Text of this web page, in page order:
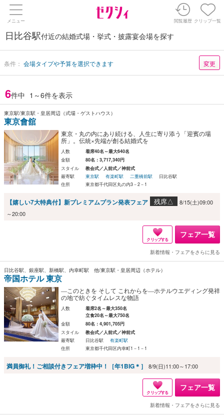
メニュー 閲覧履歴 クリップ一覧
日比谷駅付近の結婚式場・挙式・披露宴会場を探す
条件： 会場タイプや予算を選択できます 変更
6件中 1～6件を表示
東京駅/東京駅・皇居周辺（式場・ゲストハウス）
東京會舘
東京・丸の内にあり続ける、人生に寄り添う「迎賓の場
所」。伝統×先端が創る結婚式を
人数
着席40名～最大640名
金額
80名：3,717,340円
スタイル
教会式／人前式／神前式
最寄駅
東京駅 有楽町駅 二重橋前駅
日比谷駅
住所
東京都千代田区丸の内3－2－1
【嬉しい7大特典付】新プレミアムプラン発表フェア 残席△
8/15(土)09:00
～20:00
クリップする
フェア一覧
新着情報・フェアをさらに見る
日比谷駅、銀座駅、新橋駅、内幸町駅 他/東京駅・皇居周辺（ホテル）
帝国ホテル 東京
―このときを そして これからを―ホテルウエディング発祥
の地で紡ぐタイムレスな物語
人数
着席2名～最大350名
立食20名～最大750名
金額
80名：4,901,705円
スタイル
教会式／人前式／神前式
最寄駅
日比谷駅
有楽町駅
住所
東京都千代田区内幸町1－1－1
満員御礼！ご相談付きフェア増枠中！［年1BIG＊］ 8/9(日)11:00～17:00
クリップする
フェア一覧
新着情報・フェアをさらに見る